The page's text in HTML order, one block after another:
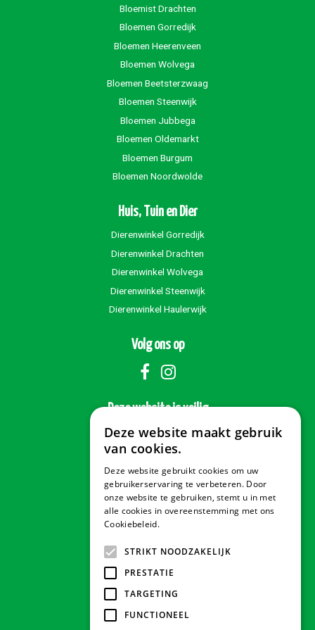
Bloemist Drachten
Bloemen Gorredijk
Bloemen Heerenveen
Bloemen Wolvega
Bloemen Beetsterzwaag
Bloemen Steenwijk
Bloemen Jubbega
Bloemen Oldemarkt
Bloemen Burgum
Bloemen Noordwolde
Huis, Tuin en Dier
Dierenwinkel Gorredijk
Dierenwinkel Drachten
Dierenwinkel Wolvega
Dierenwinkel Steenwijk
Dierenwinkel Haulerwijk
Volg ons op
Deze website is veilig
Veilig betalen
Contact & Openingstijden
Tuindorado Gorredijk
Deze website maakt gebruik
van cookies.
Deze website gebruikt cookies om uw
gebruikerservaring te verbeteren. Door
onze website te gebruiken, stemt u in met
alle cookies in overeenstemming met ons
Cookiebeleid.
STRIKT NOODZAKELIJK
PRESTATIE
TARGETING
FUNCTIONEEL